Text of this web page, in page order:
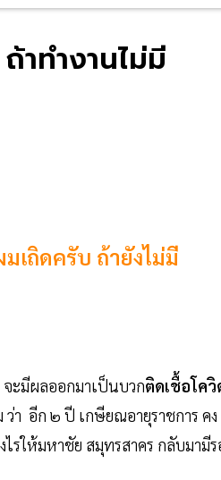
าทำงานไม่มี
เถิดครับ ถ้ายังไม่มี
จะมีผลออกมาเป็นบวกติดเชื้อโควิ
า อีก ๒ ปี เกษียณอายุราชการ คง
รให้มหาชัย สมุทรสาคร กลับมามีร